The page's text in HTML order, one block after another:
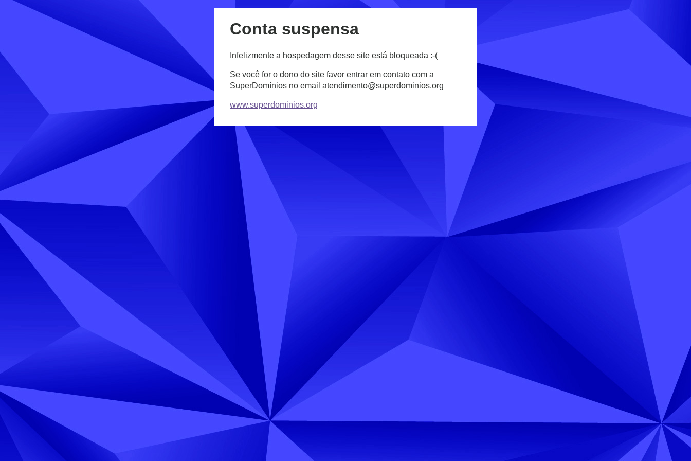
Conta suspensa
Infelizmente a hospedagem desse site está bloqueada :-(
Se você for o dono do site favor entrar em contato com a
SuperDomínios no email atendimento@superdominios.org
www.superdominios.org